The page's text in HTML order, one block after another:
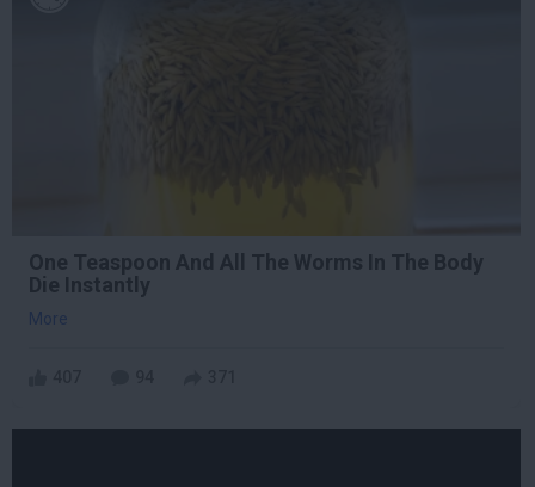
One Teaspoon And All The Worms In The Body
Die Instantly
More